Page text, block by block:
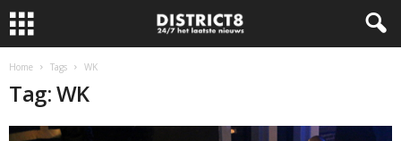
Home Tags WK
Tag: WK